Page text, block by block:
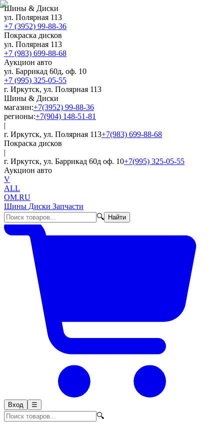
Шины & Диски
ул. Полярная 113
+7 (3952) 99-88-36
Покраска дисков
ул. Полярная 113
+7 (983) 699-88-68
Аукцион авто
ул. Баррикад 60д, оф. 10
+7 (995) 325-05-55
г. Иркутск, ул. Полярная 113
Шины & Диски
магазин:+7(3952) 99-88-36
регионы:+7(904) 148-51-81
|
г. Иркутск, ул. Полярная 113+7(983) 699-88-68
Покраска дисков
|
г. Иркутск, ул. Баррикад 60д оф. 10+7(995) 325-05-55
Аукцион авто
V
ALL
OM.RU
Шины Диски Запчасти
🔍
Найти
Вход ☰
🔍